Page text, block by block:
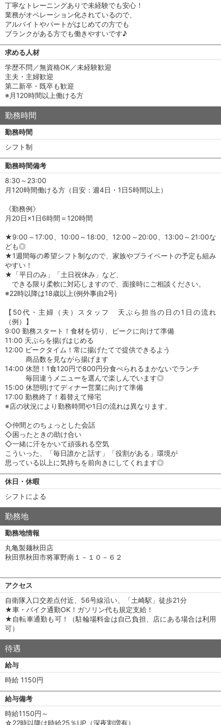
丁寧なトレーニングありで未経験でも安心！
業務がオペレーション化されているので、
アルバイトやパートがはじめての方でも
ブランクがある方でも働きやすいです♪
求める人材
学歴不問／無資格OK／未経験歓迎
主夫・主婦歓迎
第二新卒・既卒も歓迎
※月120時間以上働ける方
勤務時間
勤務時間
シフト制
勤務時間備考
8:30～23:00
月120時間働ける方（目安：週4日・1日5時間以上）
《勤務例》
月20日×1日6時間＝120時間
★9:00～17:00、10:00～18:00、12:00～20:00、13:00～21:00な
ども◎
★1週間毎の希望シフト制なので、家族やプライベートの予定も組み
やすい！
★「平日のみ」「土日祝休み」など、
できる限り柔軟に対応しますので、面接時にご相談ください。
※22時以降は18歳以上(例外事由2号)
【50代・主婦（夫）スタッフ 天ぷら担当の日の1日の流れ
（例）】
9:00 勤務スタート！食材を切り、ピークに向けて準備
11:00 天ぷらを揚げはじめる
12:00 ピークタイム！常に揚げたてで提供できるよう
商品数を見ながら揚げます
14:00 休憩！1食120円で800円分食べられるまかないでランチ
毎回違うメニューを選んで楽しんでいます◎
15:00 休憩明けてディナー営業に向けて準備
17:00 勤務終了！着替えて帰宅
※店の状況により勤務時間や1日の流れは異なります。
◇仲間とのちょっとした会話
◇困ったときの助け合い
◇一緒に汗をかいて頑張れる空気
こういった、「毎日誰かと話す」「役割がある」環境が
思っている以上に気持ちを前向きにしてくれます◎
休日・休暇
シフトによる
勤務地
勤務地情報
丸亀製麺秋田店
秋田県秋田市将軍野南１－１０－６２
アクセス
自衛隊入口交差点付近、56号線沿い、「土崎駅」徒歩21分
★車・バイク通勤OK！ガソリン代も規定支給！
★自転車通勤も可！（駐輪場料金は自己負担、店にある場合は利用
可）
待遇
給与
時給 1150円
給与備考
時給1150円～
☆22時以降は時給25％UP（深夜割増有）